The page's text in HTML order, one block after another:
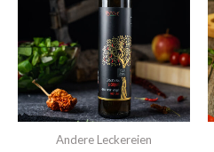
Andere Leckereien